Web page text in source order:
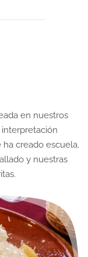
en nuestros
creado escuela.
y nuestras